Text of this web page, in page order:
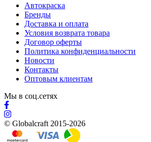
Автокраска
Бренды
Доставка и оплата
Условия возврата товара
Договор оферты
Политика конфиденциальности
Новости
Контакты
Оптовым клиентам
Мы в соц.сетях
© Globalcraft 2015-2026